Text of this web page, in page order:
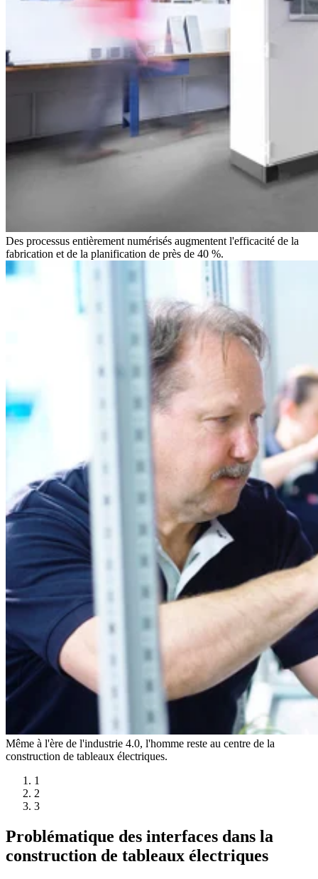
Des processus entièrement numérisés augmentent l'efficacité de la
fabrication et de la planification de près de 40 %.
Même à l'ère de l'industrie 4.0, l'homme reste au centre de la
construction de tableaux électriques.
1
2
3
Problématique des interfaces dans la
construction de tableaux électriques